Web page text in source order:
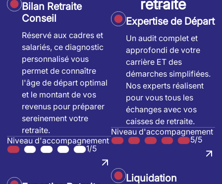
Bilan Retraite
Conseil
Réservé aux cadres et
salariés, ce diagnostic
personnalisé vous
permet de connaître
l'âge de départ optimal
et le montant de vos
revenus pour préparer
sereinement votre
retraite.
Niveau d'accompagnement
1/5
retraite
Expertise de Départ
Un audit complet et
approfondi de votre
carrière ET des
démarches simplifiées.
Nos experts réalisent
pour vous tous les
échanges avec vos
caisses de retraite.
Niveau d'accompagnement
5/5
Liquidation